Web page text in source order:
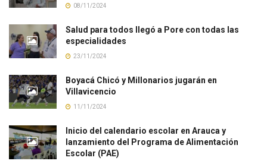
08/11/2024
Salud para todos llegó a Pore con todas las
especialidades
23/11/2024
Boyacá Chicó y Millonarios jugarán en
Villavicencio
11/11/2024
Inicio del calendario escolar en Arauca y
lanzamiento del Programa de Alimentación
Escolar (PAE)